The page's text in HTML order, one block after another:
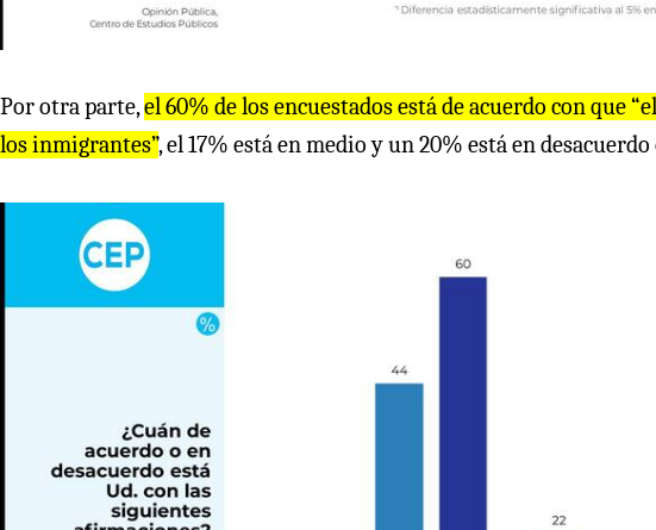
Por otra parte,el 60% de los encuestados está de acuerdo con que
los inmigrantes”, el 17% está en medio y un 20% está en